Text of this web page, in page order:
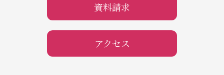
資料請求
アクセス